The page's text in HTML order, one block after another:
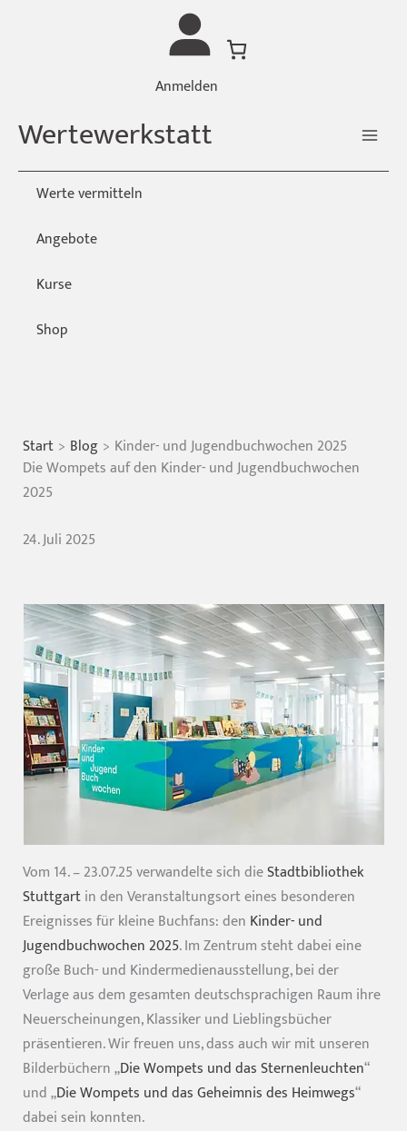
Anmelden
Wertewerkstatt
Werte vermitteln
Angebote
Kurse
Shop
Start Blog
Kinder- und Jugendbuchwochen 2025
Die Wompets auf den Kinder- und Jugendbuchwochen
2025
24. Juli 2025
Vom 14. – 23.07.25 verwandelte sich dieStadtbibliothek
Stuttgartin den Veranstaltungsort eines besonderen
Ereignisses für kleine Buchfans: den Kinder- und
Jugendbuchwochen 2025. Im Zentrum steht dabei eine
große Buch- und Kindermedienausstellung, bei der
Verlage aus dem gesamten deutschsprachigen Raum ihre
Neuerscheinungen, Klassiker und Lieblingsbücher
präsentieren. Wir freuen uns, dass auch wir mit unseren
Bilderbüchern „Die Wompets und das Sternenleuchten“
und „Die Wompets und das Geheimnis des Heimwegs“
dabei sein konnten.